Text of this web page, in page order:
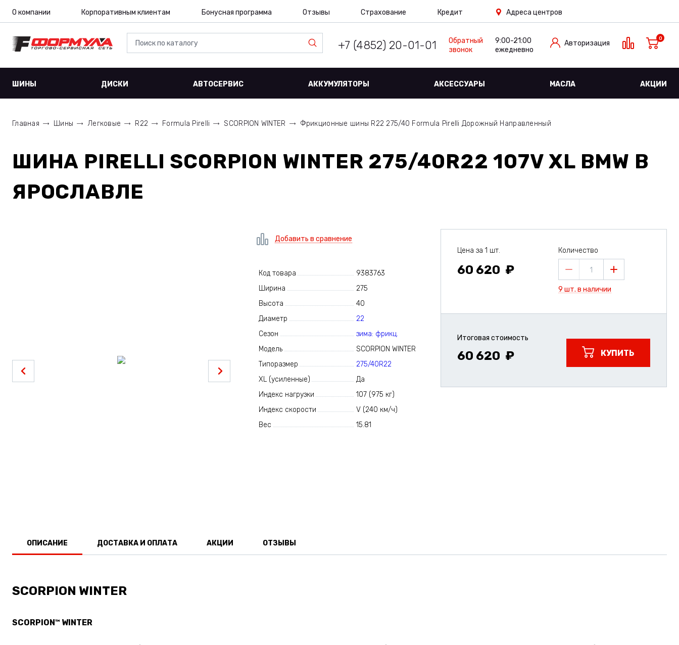
О компании Корпоративным клиентам Бонусная программа Отзывы Страхование Кредит Адреса центров
+7 (4852) 20-01-01
Обратный
звонок
9:00-21:00
ежедневно
Авторизация
0
ШИНЫ ДИСКИ АВТОСЕРВИС АККУМУЛЯТОРЫ АКСЕССУАРЫ МАСЛА АКЦИИ
Главная Шины Легковые R22 Formula Pirelli SCORPION WINTER Фрикционные шины R22 275/40 Formula Pirelli Дорожный Направленный
ШИНА PIRELLI SCORPION WINTER 275/40R22 107V XL BMW В
ЯРОСЛАВЛЕ
Добавить в сравнение
Код товара
9383763
Ширина
275
Высота
40
Диаметр
22
Сезон
зима: фрикц.
Модель
SCORPION WINTER
Типоразмер
275/40R22
XL (усиленные)
Да
Индекс нагрузки
107 (975 кг)
Индекс скорости
V (240 км/ч)
Вес
15.81
Цена за 1 шт.
60 620
Количество
1
9 шт. в наличии
Итоговая стоимость
60 620 КУПИТЬ
ОПИСАНИЕ ДОСТАВКА И ОПЛАТА АКЦИИ ОТЗЫВЫ
SCORPION WINTER
SCORPION™ WINTER